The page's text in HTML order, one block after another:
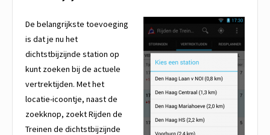
De belangrijkste toevoeging
is dat je nu het
dichtstbijzijnde station op
kunt zoeken bij de actuele
vertrektijden. Met het
locatie-icoontje, naast de
zoekknop, zoekt Rijden de
Treinen de dichtstbijzijnde